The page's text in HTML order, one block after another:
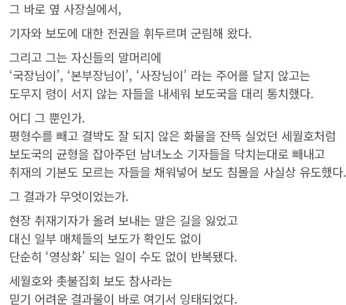
그 바로 옆 사장실에서,
기자와 보도에 대한 전권을 휘두르며 군림해 왔다.
그리고 그는 자신들의 말머리에
‘국장님이’, ‘본부장님이’, ‘사장님이’ 라는 주어를 달지 않고는
도무지 령이 서지 않는 자들을 내세워 보도국을 대리 통치했다.
어디 그 뿐인가.
평형수를 빼고 결박도 잘 되지 않은 화물을 잔뜩 실었던 세월호처럼
보도국의 균형을 잡아주던 남녀노소 기자들을 닥치는대로 빼내고
취재의 기본도 모르는 자들을 채워넣어 보도 침몰을 사실상 유도했다.
그 결과가 무엇이었는가.
현장 취재기자가 올려 보내는 말은 길을 잃었고
대신 일부 매체들의 보도가 확인도 없이
단순히 ‘영상화’ 되는 일이 수도 없이 반복됐다.
세월호와 촛불집회 보도 참사라는
믿기 어려운 결과물이 바로 여기서 잉태되었다.